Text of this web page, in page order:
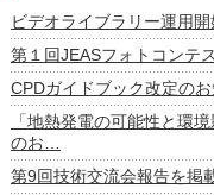
ビデオライブラリー運用
第１回JEASフォトコンテ
CPDガイドブック改定の
「地熱発電の可能性と環
のお…
第9回技術交流会報告を掲